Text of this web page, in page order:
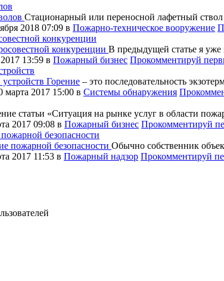
Стационарный или переносной лафетный
2018 07:09 в Пожарно-техническое вооружение
конкуренции
В предыдущей статье я
13:59 в Пожарный бизнес Прокомментируй
Горение – это последовательность
2017 15:00 в Системы обнаружения
статьи «Ситуация на рынке услуг в области
2017 09:08 в Пожарный бизнес Прокомментируй
безопасности
Обычно собственник
2017 11:53 в Пожарный надзор Прокомментируй